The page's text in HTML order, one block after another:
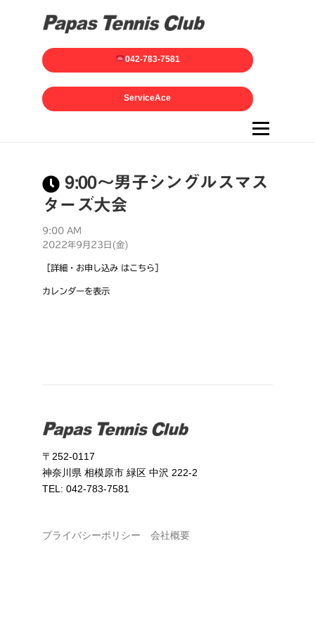
042-783-7581
ServiceAce
メニュー
9:00～男子シングルスマス
ターズ大会
9:00 AM
2022年9月23日(金)
［詳細・お申し込み はこちら］
カレンダーを表示
〒252-0117
神奈川県 相模原市 緑区 中沢 222-2
TEL: 042-783-7581
プライバシーポリシー 会社概要